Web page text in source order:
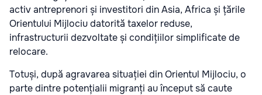
activ antreprenori și investitori din Asia, Africa și țările
Orientului Mijlociu datorită taxelor reduse,
infrastructurii dezvoltate și condițiilor simplificate de
relocare.
Totuși, după agravarea situației din Orientul Mijlociu, o
parte dintre potențialii migranți au început să caute